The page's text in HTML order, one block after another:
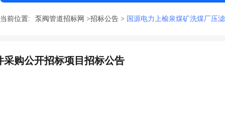
当前位置: 泵阀管道招标网 >招标公告 > 国源电力上榆泉煤矿洗煤厂压
购公开招标项目招标公告